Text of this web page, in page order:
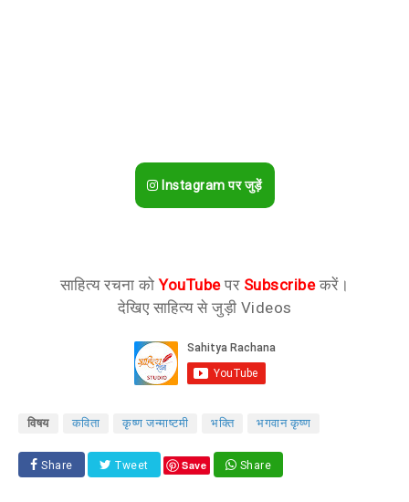
Instagram पर जुड़ें
साहित्य रचना कोYouTubeपर Subscribeकरें।
देखिए साहित्य से जुड़ी Videos
विषय कविता कृष्ण जन्माष्टमी भक्ति भगवान कृष्ण
Share Tweet Save Share